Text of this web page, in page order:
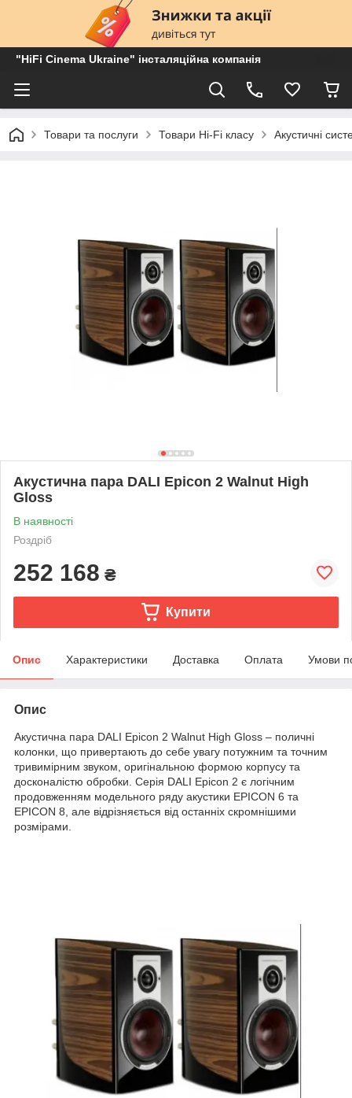
"HiFi Cinema Ukraine" інсталяційна компанія
Товари та послуги Товари Hi-Fi класу Акустичні
Акустична пара DALI Epicon 2 Walnut High
Gloss
В наявності
Роздріб
252 168 ₴
Купити
Опис Характеристики Доставка Оплата Умови
Опис
Акустична пара DALI Epicon 2 Walnut High Gloss – поличні
колонки, що привертають до себе увагу потужним та точним
тривимірним звуком, оригінальною формою корпусу та
досконалістю обробки. Серія DALI Epicon 2 є логічним
продовженням модельного ряду акустики EPICON 6 та
EPICON 8, але відрізняється від останніх скромнішими
розмірами.